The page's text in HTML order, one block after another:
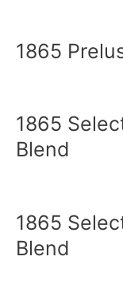
1865
1865
Blend
1865
Blend